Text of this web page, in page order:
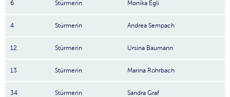
6 Stürmerin Monika Egli
4 Stürmerin Andrea Sempach
12 Stürmerin Ursina Baumann
13 Stürmerin Marina Rohrbach
34 Stürmerin Sandra Graf